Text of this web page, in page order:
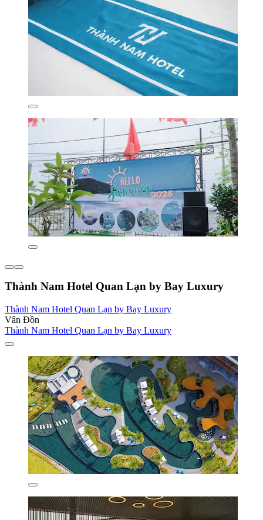
Thành Nam Hotel Quan Lạn by Bay Luxury
Thành Nam Hotel Quan Lạn by Bay Luxury
Vân Đồn
Thành Nam Hotel Quan Lạn by Bay Luxury